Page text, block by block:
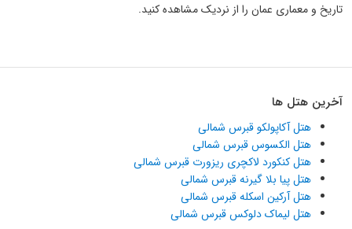
تاریخ و معماری عمان را از نردیک مشاهده کنید.
آخرین هتل ها
هتل آکاپولکو قبرس شمالی
هتل الکسوس قبرس شمالی
هتل کنکورد لاکچری ریزورت قبرس شمالی
هتل پیا بلا گیرنه قبرس شمالی
هتل آرکین اسکله قبرس شمالی
هتل لیماک دلوکس قبرس شمالی